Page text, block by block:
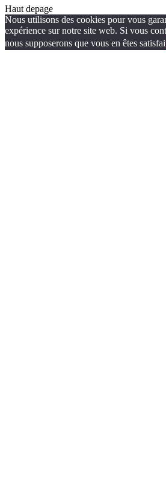
Haut depage
Nous utilisons des cookies pour vous
expérience sur notre site web. Si vous
nous supposerons que vous en êtes